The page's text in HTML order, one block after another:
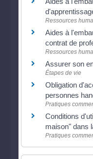
Ressources
Aides à
contrat de
Ressources
Assurer son
Étapes de vie
Obligation
personnes
Pratiques
Conditions
maison" dans
Pratiques